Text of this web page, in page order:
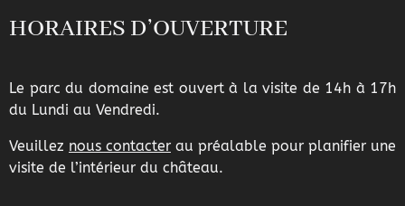
HORAIRES D’OUVERTURE
Le parc du domaine est ouvert à la visite de 14h à 17h
du Lundi au Vendredi.
Veuillez nous contacter au préalable pour planifier une
visite de l’intérieur du château.